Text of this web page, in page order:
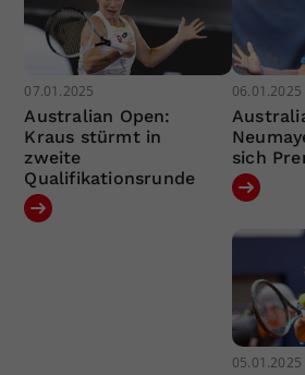
07.01.2025
Australian Open:
Kraus stürmt in
zweite
Qualifikationsrunde
06.01.2025
sich
05.01.2025